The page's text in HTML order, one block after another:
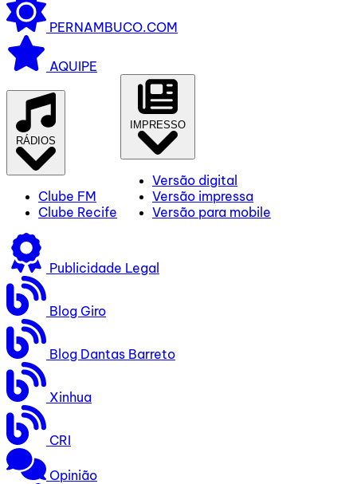
PERNAMBUCO.COM
AQUIPE
RÁDIOS
Clube FM
Clube Recife
IMPRESSO
Versão digital
Versão impressa
Versão para mobile
Publicidade Legal
Blog Giro
Blog Dantas Barreto
Xinhua
CRI
Opinião